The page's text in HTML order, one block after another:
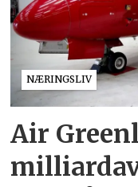
NÆRINGSLIV
Air